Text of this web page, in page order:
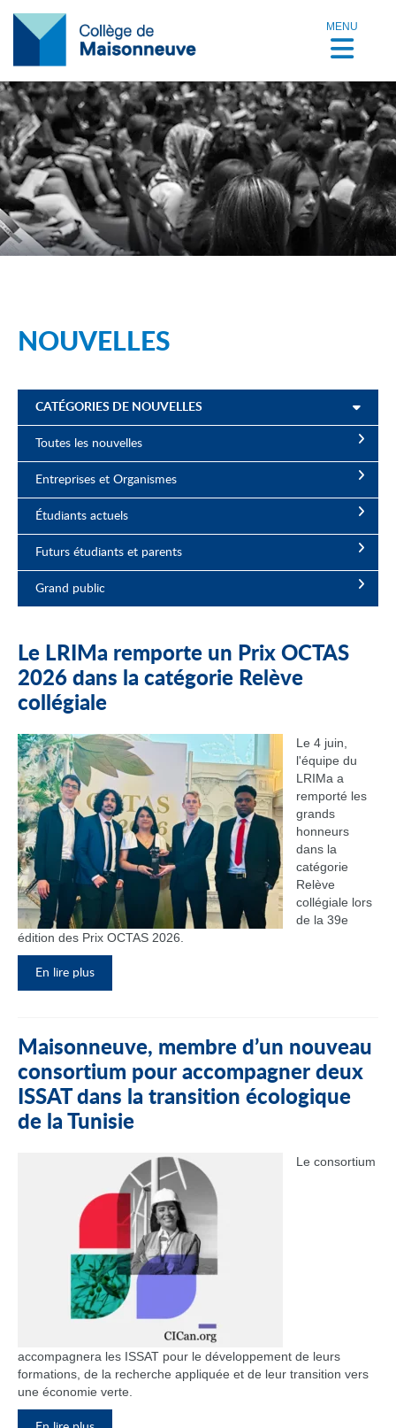
MENU
NOUVELLES
CATÉGORIES DE NOUVELLES
Toutes les nouvelles
Entreprises et Organismes
Étudiants actuels
Futurs étudiants et parents
Grand public
Le LRIMa remporte un Prix OCTAS
2026 dans la catégorie Relève
collégiale
Le 4 juin,
l'équipe du
LRIMa a
remporté les
grands
honneurs
dans la
catégorie
Relève
collégiale lors
de la 39e
édition des Prix OCTAS 2026.
En lire plus
Maisonneuve, membre d’un nouveau
consortium pour accompagner deux
ISSAT dans la transition écologique
de la Tunisie
Le consortium
accompagnera les ISSAT pour le développement de leurs
formations, de la recherche appliquée et de leur transition vers
une économie verte.